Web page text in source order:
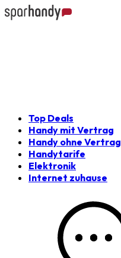
Top Deals
Handy mit Vertrag
Handy ohne Vertrag
Handytarife
Elektronik
Internet zuhause